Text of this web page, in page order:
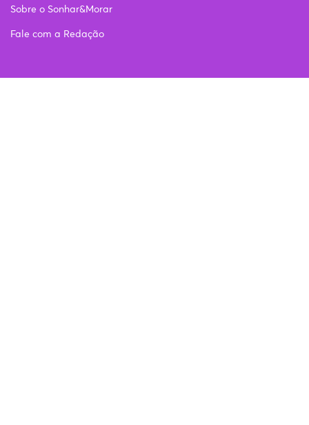
Sobre o Sonhar&Morar
Fale com a Redação